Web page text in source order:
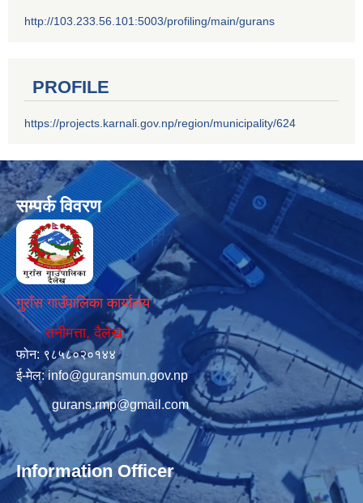
http://103.233.56.101:5003/profiling/main/gurans
PROFILE
https://projects.karnali.gov.np/region/municipality/624
सम्पर्क विवरण
गुराँस गाउँपालिका कार्यालय
रानीमत्ता, दैलेख
फोन: ९८५८०२०१४४
ई-मेल:info@guransmun.gov.np
gurans.rmp@gmail.com
Information Officer